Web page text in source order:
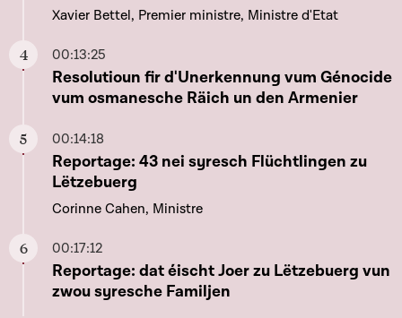
Xavier Bettel, Premier ministre, Ministre d'Etat
00:13:25
Aller à ce chapitre
Resolutioun fir d'Unerkennung vum Génocide
vum osmanesche Räich un den Armenier
00:14:18
Aller à ce chapitre
Reportage: 43 nei syresch Flüchtlingen zu
Lëtzebuerg
Corinne Cahen, Ministre
00:17:12
Aller à ce chapitre
Reportage: dat éischt Joer zu Lëtzebuerg vun
zwou syresche Familjen